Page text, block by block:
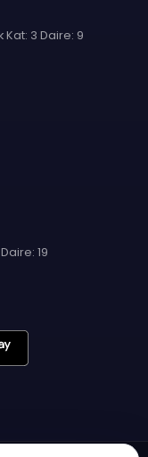
Kat: 3 Daire: 9
19